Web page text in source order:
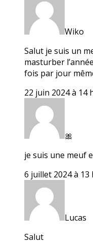
Wiko
Salut je suis un
masturber
fois par jour
22 juin 2024 à 14
🎀
je suis une meuf
6 juillet 2024 à 13
Lucas
Salut